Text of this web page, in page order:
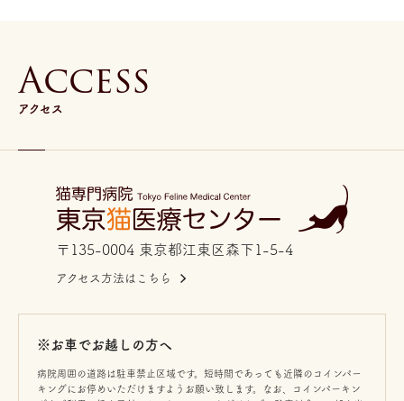
Access
アクセス
〒135-0004 東京都江東区森下1-5-4
アクセス方法はこちら
※お車でお越しの方へ
病院周囲の道路は駐車禁止区域です。短時間であっても近隣のコインパー
キングにお停めいただけますようお願い致します。なお、コインパーキン